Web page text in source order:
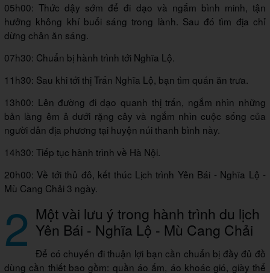
05h00: Thức dậy sớm để đi dạo và ngắm bình minh, tận
hưởng không khí buổi sáng trong lành. Sau đó tìm địa chỉ
dừng chân ăn sáng.
07h30: Chuẩn bị hành trình tới Nghĩa Lộ.
11h30: Sau khi tới thị Trấn Nghĩa Lộ, bạn tìm quán ăn trưa.
13h00: Lên đường đi dạo quanh thị trấn, ngắm nhìn những
bản làng êm ả dưới rặng cây và ngắm nhìn cuộc sống của
người dân địa phương tại huyện núi thanh bình này.
14h30: Tiếp tục hành trình về Hà Nội.
20h00: Về tới thủ đô, kết thúc Lịch trình Yên Bái - Nghĩa Lộ -
Mù Cang Chải 3 ngày.
2 Một vài lưu ý trong hành trình du lịch
Yên Bái - Nghĩa Lộ - Mù Cang Chải
Để có chuyến đi thuận lợi bạn cần chuẩn bị đầy đủ đồ
dùng cần thiết bao gồm: quần áo ấm, áo khoác gió, giày thể